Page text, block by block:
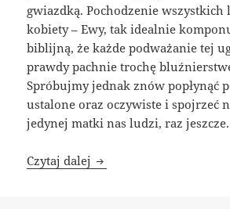
gwiazdką. Pochodzenie wszystkich
kobiety – Ewy, tak idealnie
biblijną, że każde podważanie tej
prawdy pachnie trochę
Spróbujmy jednak znów popłynąć
ustalone oraz oczywiste i spojrzeć
jedynej matki nas ludzi, raz jeszcze.
Czytaj dalej Historia Ewy